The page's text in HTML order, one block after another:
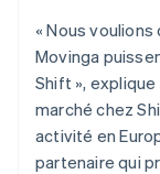
« Nous
Movinga
Shift »,
marché chez
activité en
partenaire qui